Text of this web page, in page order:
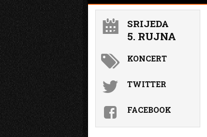
SRIJEDA
5. RUJNA
KONCERT
TWITTER
FACEBOOK